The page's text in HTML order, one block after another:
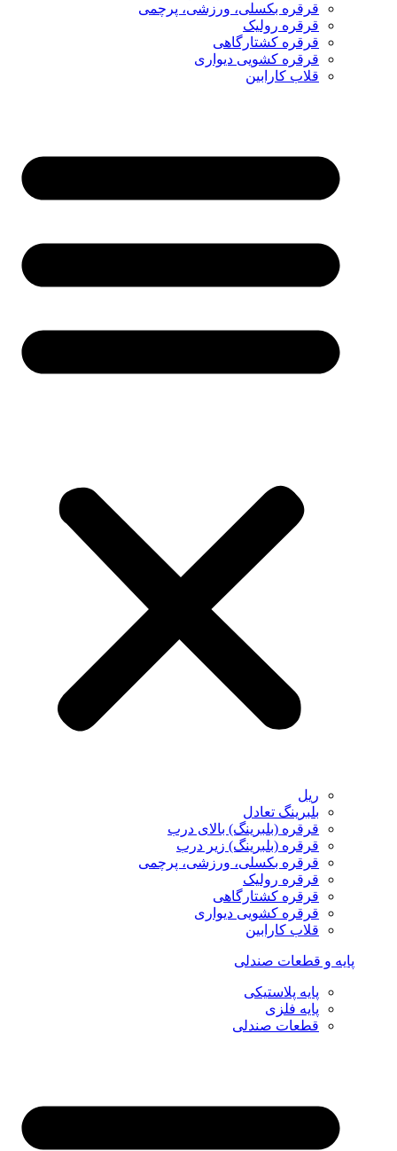
قرقره بکسلی، ورزشی، پرچمی
قرقره رولیک
قرقره کشتارگاهی
قرقره کشویی دیواری
قلاب کارابین
ریل
بلبرینگ تعادل
قرقره (بلبرینگ) بالای درب
قرقره (بلبرینگ) زیر درب
قرقره بکسلی، ورزشی، پرچمی
قرقره رولیک
قرقره کشتارگاهی
قرقره کشویی دیواری
قلاب کارابین
پایه و قطعات صندلی
پایه پلاستیکی
پایه فلزی
قطعات صندلی